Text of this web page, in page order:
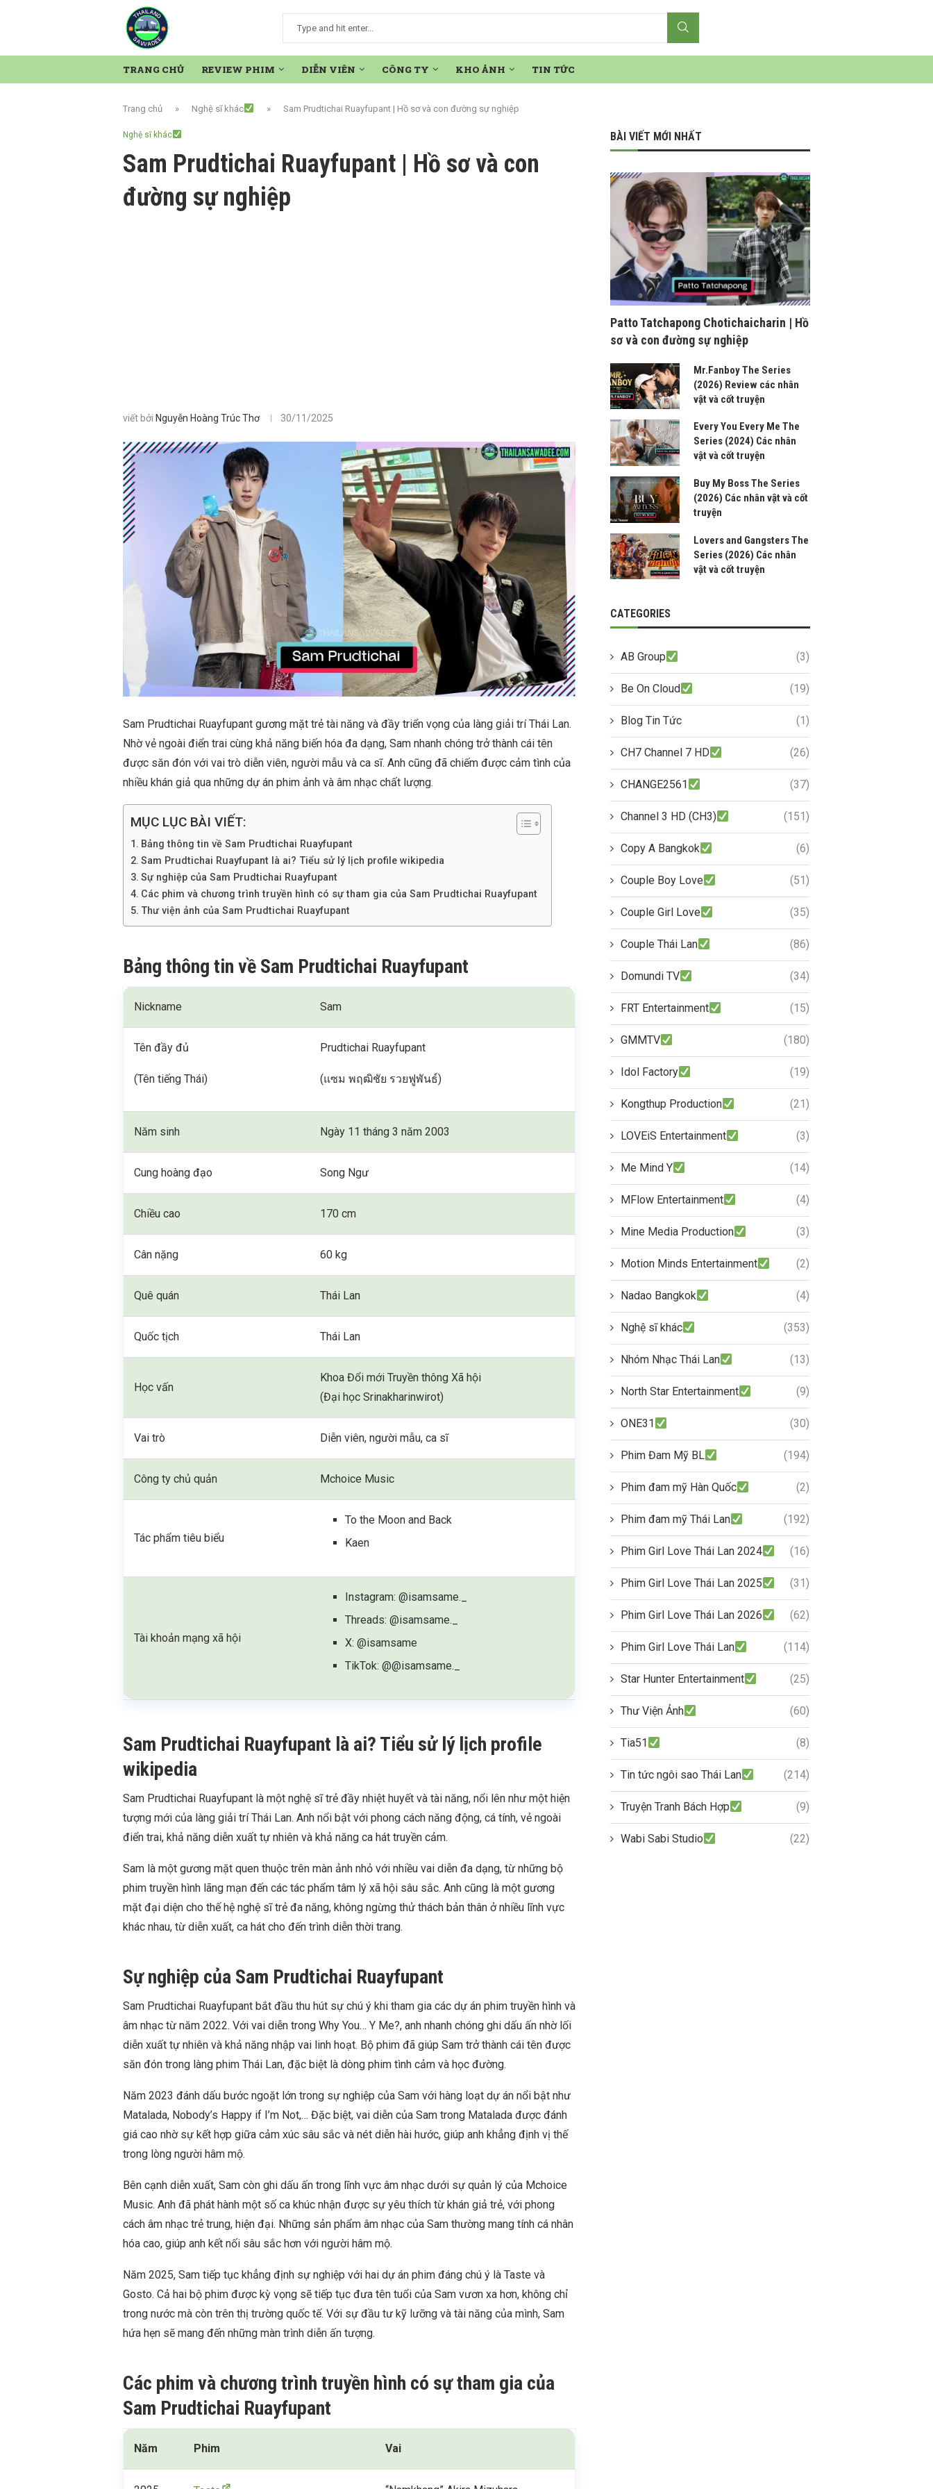
TRANG CHỦ REVIEW PHIM DIỄN VIÊN CÔNG TY KHO ẢNH TIN TỨC
Trang chủ » Nghệ sĩ khác » Sam Prudtichai Ruayfupant | Hồ sơ và con đường sự nghiệp
Nghệ sĩ khác
Sam Prudtichai Ruayfupant | Hồ sơ và con
đường sự nghiệp
viết bởi Nguyễn Hoàng Trúc Thơ 30/11/2025
Sam Prudtichai Ruayfupant gương mặt trẻ tài năng và đầy triển vọng của làng giải trí Thái Lan.
Nhờ vẻ ngoài điển trai cùng khả năng biến hóa đa dạng, Sam nhanh chóng trở thành cái tên
được săn đón với vai trò diễn viên, người mẫu và ca sĩ. Anh cũng đã chiếm được cảm tình của
nhiều khán giả qua những dự án phim ảnh và âm nhạc chất lượng.
MỤC LỤC BÀI VIẾT:
Bảng thông tin về Sam Prudtichai Ruayfupant
Sam Prudtichai Ruayfupant là ai? Tiểu sử lý lịch profile wikipedia
Sự nghiệp của Sam Prudtichai Ruayfupant
Các phim và chương trình truyền hình có sự tham gia của Sam Prudtichai Ruayfupant
Thư viện ảnh của Sam Prudtichai Ruayfupant
Bảng thông tin về Sam Prudtichai Ruayfupant
Nickname Sam
Tên đầy đủ
(Tên tiếng Thái)
Prudtichai Ruayfupant
(แซม พฤฒิชัย รวยฟูพันธ์)
Năm sinh Ngày 11 tháng 3 năm 2003
Cung hoàng đạo Song Ngư
Chiều cao 170 cm
Cân nặng 60 kg
Quê quán Thái Lan
Quốc tịch Thái Lan
Học vấn
Khoa Đổi mới Truyền thông Xã hội
(Đại học Srinakharinwirot)
Vai trò Diễn viên, người mẫu, ca sĩ
Công ty chủ quản Mchoice Music
Tác phẩm tiêu biểu
To the Moon and Back
Kaen
Tài khoản mạng xã hội
Instagram: @isamsame._
Threads: @isamsame._
X: @isamsame
TikTok: @@isamsame._
Sam Prudtichai Ruayfupant là ai? Tiểu sử lý lịch profile
wikipedia
Sam Prudtichai Ruayfupant là một nghệ sĩ trẻ đầy nhiệt huyết và tài năng, nổi lên như một hiện
tượng mới của làng giải trí Thái Lan. Anh nổi bật với phong cách năng động, cá tính, vẻ ngoài
điển trai, khả năng diễn xuất tự nhiên và khả năng ca hát truyền cảm.
Sam là một gương mặt quen thuộc trên màn ảnh nhỏ với nhiều vai diễn đa dạng, từ những bộ
phim truyền hình lãng mạn đến các tác phẩm tâm lý xã hội sâu sắc. Anh cũng là một gương
mặt đại diện cho thế hệ nghệ sĩ trẻ đa năng, không ngừng thử thách bản thân ở nhiều lĩnh vực
khác nhau, từ diễn xuất, ca hát cho đến trình diễn thời trang.
Sự nghiệp của Sam Prudtichai Ruayfupant
Sam Prudtichai Ruayfupant bắt đầu thu hút sự chú ý khi tham gia các dự án phim truyền hình và
âm nhạc từ năm 2022. Với vai diễn trong Why You… Y Me?, anh nhanh chóng ghi dấu ấn nhờ lối
diễn xuất tự nhiên và khả năng nhập vai linh hoạt. Bộ phim đã giúp Sam trở thành cái tên được
săn đón trong làng phim Thái Lan, đặc biệt là dòng phim tình cảm và học đường.
Năm 2023 đánh dấu bước ngoặt lớn trong sự nghiệp của Sam với hàng loạt dự án nổi bật như
Matalada, Nobody’s Happy if I’m Not,… Đặc biệt, vai diễn của Sam trong Matalada được đánh
giá cao nhờ sự kết hợp giữa cảm xúc sâu sắc và nét diễn hài hước, giúp anh khẳng định vị thế
trong lòng người hâm mộ.
Bên cạnh diễn xuất, Sam còn ghi dấu ấn trong lĩnh vực âm nhạc dưới sự quản lý của Mchoice
Music. Anh đã phát hành một số ca khúc nhận được sự yêu thích từ khán giả trẻ, với phong
cách âm nhạc trẻ trung, hiện đại. Những sản phẩm âm nhạc của Sam thường mang tính cá nhân
hóa cao, giúp anh kết nối sâu sắc hơn với người hâm mộ.
Năm 2025, Sam tiếp tục khẳng định sự nghiệp với hai dự án phim đáng chú ý là Taste và
Gosto. Cả hai bộ phim được kỳ vọng sẽ tiếp tục đưa tên tuổi của Sam vươn xa hơn, không chỉ
trong nước mà còn trên thị trường quốc tế. Với sự đầu tư kỹ lưỡng và tài năng của mình, Sam
hứa hẹn sẽ mang đến những màn trình diễn ấn tượng.
Các phim và chương trình truyền hình có sự tham gia của
Sam Prudtichai Ruayfupant
Năm Phim Vai
BÀI VIẾT MỚI NHẤT
Patto Tatchapong Chotichaicharin | Hồ
sơ và con đường sự nghiệp
Mr.Fanboy The Series
(2026) Review các nhân
vật và cốt truyện
Every You Every Me The
Series (2024) Các nhân
vật và cốt truyện
Buy My Boss The Series
(2026) Các nhân vật và cốt
truyện
Lovers and Gangsters The
Series (2026) Các nhân
vật và cốt truyện
CATEGORIES
AB Group (3)
Be On Cloud (19)
Blog Tin Tức (1)
CH7 Channel 7 HD (26)
CHANGE2561 (37)
Channel 3 HD (CH3) (151)
Copy A Bangkok (6)
Couple Boy Love (51)
Couple Girl Love (35)
Couple Thái Lan (86)
Domundi TV (34)
FRT Entertainment (15)
GMMTV (180)
Idol Factory (19)
Kongthup Production (21)
LOVEiS Entertainment (3)
Me Mind Y (14)
MFlow Entertainment (4)
Mine Media Production (3)
Motion Minds Entertainment (2)
Nadao Bangkok (4)
Nghệ sĩ khác (353)
Nhóm Nhạc Thái Lan (13)
North Star Entertainment (9)
ONE31 (30)
Phim Đam Mỹ BL (194)
Phim đam mỹ Hàn Quốc (2)
Phim đam mỹ Thái Lan (192)
Phim Girl Love Thái Lan 2024 (16)
Phim Girl Love Thái Lan 2025 (31)
Phim Girl Love Thái Lan 2026 (62)
Phim Girl Love Thái Lan (114)
Star Hunter Entertainment (25)
Thư Viện Ảnh (60)
Tia51 (8)
Tin tức ngôi sao Thái Lan (214)
Truyện Tranh Bách Hợp (9)
Wabi Sabi Studio (22)